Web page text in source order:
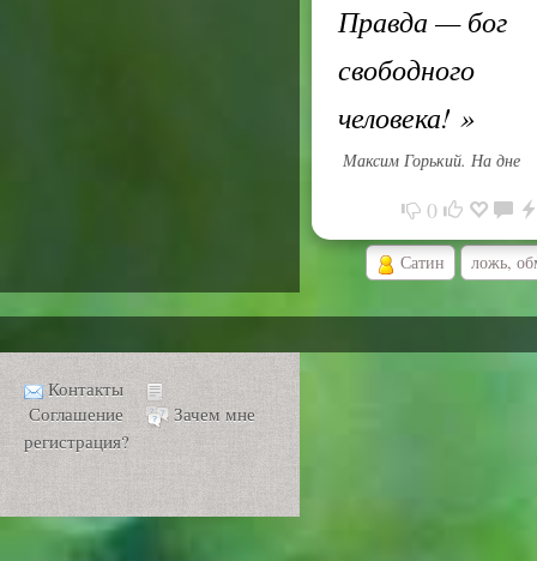
Правда — бог
свободного
человека! »
Максим Горький. На дне
0
Сатин ложь,
Контакты
Соглашение
Зачем мне
регистрация?